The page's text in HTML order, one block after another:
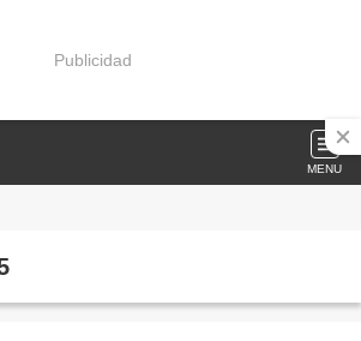
Publicidad
MENU